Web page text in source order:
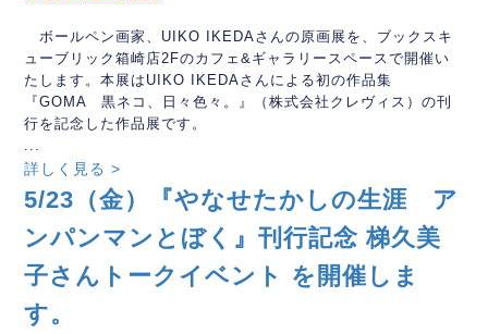
ボールペン画家、UIKO IKEDAさんの原画展を、ブックスキ
ューブリック箱崎店2Fのカフェ&ギャラリースペースで開催い
たします。本展はUIKO IKEDAさんによる初の作品集
『GOMA 黒ネコ、日々色々。』（株式会社クレヴィス）の刊
行を記念した作品展です。
詳しく見る >
5/23（金）『やなせたかしの生涯 ア
ンパンマンとぼく』刊行記念 梯久美
子さんトークイベント を開催しま
す。